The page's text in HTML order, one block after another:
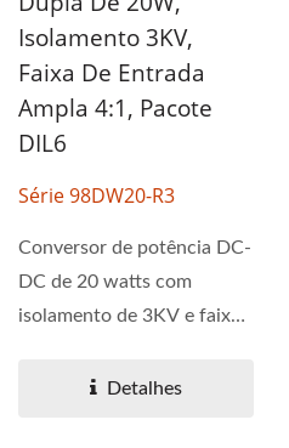
Isolamento 3KV,
Faixa De Entrada
Ampla 4:1, Pacote
DIL6
Série 98DW20-R3
Conversor de potência DC-
DC de 20 watts com
isolamento de 3KV e faixa
Detalhes